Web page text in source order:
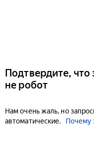
Подтвердите, что
не робот
Нам очень жаль, но
автоматические.
Почему